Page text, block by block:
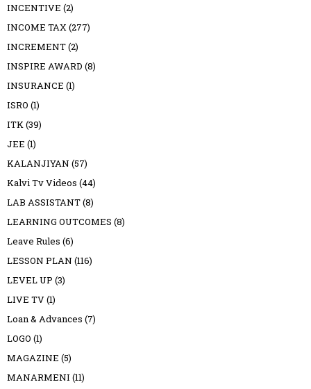
INCENTIVE (2)
INCOME TAX(277)
INCREMENT(2)
INSPIRE AWARD (8)
INSURANCE (1)
ISRO (1)
ITK(39)
JEE (1)
KALANJIYAN (57)
Kalvi Tv Videos (44)
LAB ASSISTANT(8)
LEARNING OUTCOMES (8)
Leave Rules (6)
LESSON PLAN (116)
LEVEL UP (3)
LIVE TV(1)
Loan & Advances (7)
LOGO (1)
MAGAZINE (5)
MANARMENI (11)